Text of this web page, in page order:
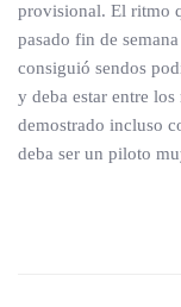
provisional. El ritmo
pasado fin de
consiguió sendos
y deba estar entre
demostrado incluso
deba ser un piloto